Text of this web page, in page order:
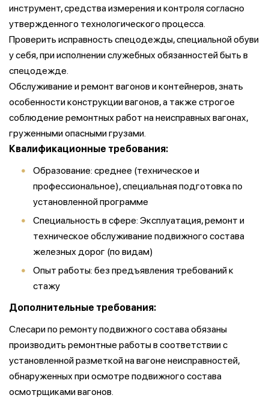
инструмент, средства измерения и контроля согласно
утвержденного технологического процесса.
Проверить исправность спецодежды, специальной обуви
у себя, при исполнении служебных обязанностей быть в
спецодежде.
Обслуживание и ремонт вагонов и контейнеров, знать
особенности конструкции вагонов, а также строгое
соблюдение ремонтных работ на неисправных вагонах,
груженными опасными грузами.
Квалификационные требования:
Образование: среднее (техническое и
профессиональное), специальная подготовка по
установленной программе
Специальность в сфере: Эксплуатация, ремонт и
техническое обслуживание подвижного состава
железных дорог (по видам)
Опыт работы: без предъявления требований к
стажу
Дополнительные требования:
Слесари по ремонту подвижного состава обязаны
производить ремонтные работы в соответствии с
установленной разметкой на вагоне неисправностей,
обнаруженных при осмотре подвижного состава
осмотрщиками вагонов.